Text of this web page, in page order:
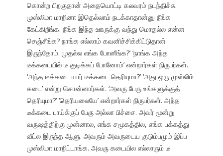
கொன்ற பிறகுதான் அதையொட்டி கலவரம் நடந்திச்சு.
முஸ்லிமா மாறினா இதெல்லாம் நடக்காதான்னு நீங்க
கேட்கிறீங்க. நீங்க இந்த ஊருக்கு வந்து மொதல்ல என்ன
செஞ்சீங்க? நாங்க எல்லாம் கவனிச்சிக்கிட்டுதான்
இருந்தோம். முதல்ல எங்க போனீங்க?’ ‘நாங்க அந்த
டீக்கடையில் டீ குடிக்கப் போனோம்’ என்றார்கள் நிருபர்கள்.
‘அந்த டீக்கடை யார் டீக்கடை தெரியுமா?’ ‘அது ஒரு முஸ்லிம்
கடை’ என்று சொன்னார்கள். ‘அவரு பேரு உங்களுக்குத்
தெரியுமா?’ ‘தெரியலையே’ என்றார்கள் நிருபர்கள். அந்த
டீக்கடை பாய்க்குப் பேரு அல்லா பிச்சை. அவர் மூன்று
வருஷத்திற்கு முன்னால, எங்க சமூகத்தில, எங்க பக்கத்து
வீட்ல இருந்த ஆளு. அவரும் அவருடைய குடும்பமும் இப்ப
முஸ்லிமா மாறிட்டாங்க. அவரு கடையில எல்லாரும் டீ